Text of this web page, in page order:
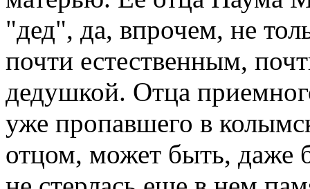
"дед", да, впрочем, не
почти естественным,
дедушкой. Отца
уже пропавшего в
отцом, может быть, даже